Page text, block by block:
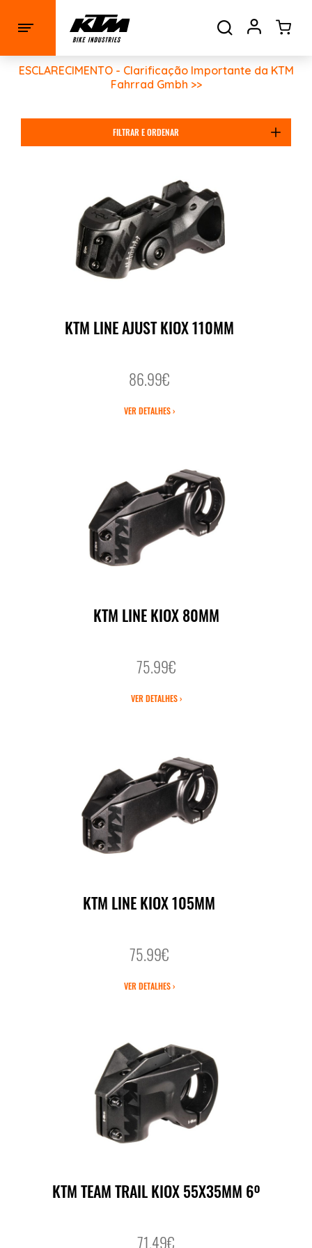
ESCLARECIMENTO - Clarificação Importante da KTM
Fahrrad Gmbh >>
FILTRAR E ORDENAR
KTM LINE AJUST KIOX 110MM
86.99€
VER DETALHES ›
KTM LINE KIOX 80MM
75.99€
VER DETALHES ›
KTM LINE KIOX 105MM
75.99€
VER DETALHES ›
KTM TEAM TRAIL KIOX 55X35MM 6º
71.49€